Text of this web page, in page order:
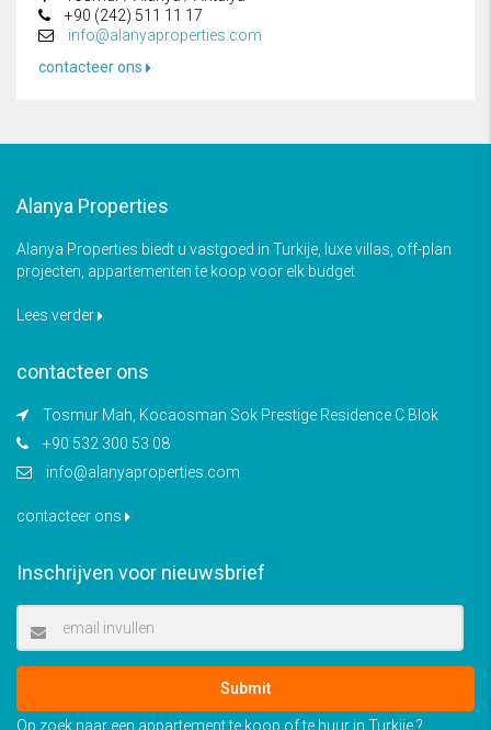
+90 (242) 511 11 17
info@alanyaproperties.com
contacteer ons
Alanya Properties
Alanya Properties biedt u vastgoed in Turkije, luxe villas, off-plan
projecten, appartementen te koop voor elk budget
Lees verder
contacteer ons
Tosmur Mah, Kocaosman Sok Prestige Residence C Blok
+90 532 300 53 08
info@alanyaproperties.com
contacteer ons
Inschrijven voor nieuwsbrief
Submit
Op zoek naar een appartement te koop of te huur in Turkije ?